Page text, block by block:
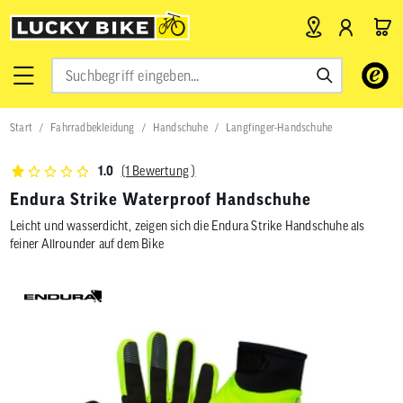
Verwende
Pfeile
nach
Ergebnis
Start Fahrradbekleidung Handschuhe Langfinger-Handschuhe
1.0 (1 Bewertung )
Endura Strike Waterproof Handschuhe
Leicht und wasserdicht, zeigen sich die Endura Strike Handschuhe als
feiner Allrounder auf dem Bike